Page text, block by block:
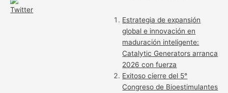
Estrategia de expansión
global e innovación en
maduración inteligente:
Catalytic Generators arranca
2026 con fuerza
Exitoso cierre del 5°
Congreso de Bioestimulantes